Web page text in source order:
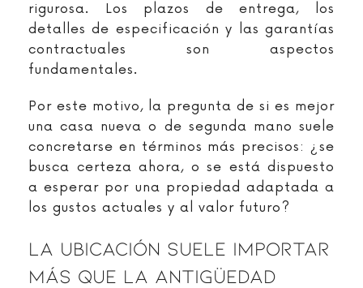
rigurosa. Los plazos de entrega, los
detalles de especificación y las garantías
contractuales son aspectos
fundamentales.
Por este motivo, la pregunta de si es mejor
una casa nueva o de segunda mano suele
concretarse en términos más precisos: ¿se
busca certeza ahora, o se está dispuesto
a esperar por una propiedad adaptada a
los gustos actuales y al valor futuro?
La Ubicación Suele Importar
Más Que La Antigüedad